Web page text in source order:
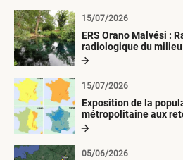
ERS Orano Malvési :
radiologique du
15/07/2026
Exposition de la
métropolitaine aux
radioactives depuis
15/07/2026
05/06/2026